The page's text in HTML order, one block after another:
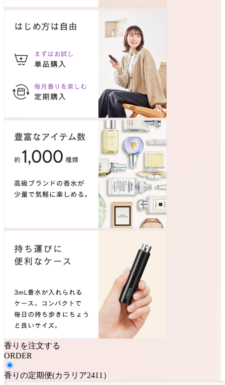
香りを注文する
ORDER
香りの定期便(カラリア2411 ）